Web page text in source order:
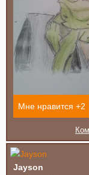
Мне нравится +2
Jayson